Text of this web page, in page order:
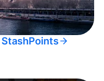
StashPoints